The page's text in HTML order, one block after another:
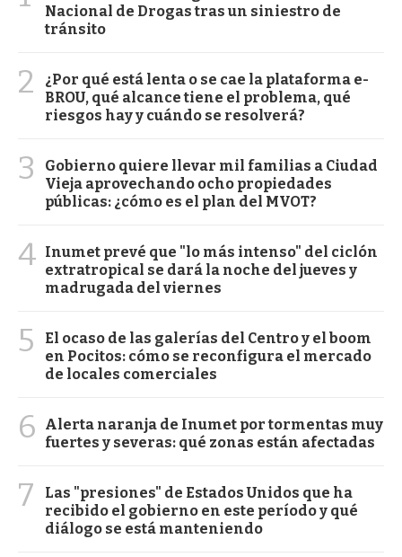
Nacional de Drogas tras un siniestro de
tránsito
2
¿Por qué está lenta o se cae la plataforma e-
BROU, qué alcance tiene el problema, qué
riesgos hay y cuándo se resolverá?
3
Gobierno quiere llevar mil familias a Ciudad
Vieja aprovechando ocho propiedades
públicas: ¿cómo es el plan del MVOT?
4 Inumet prevé que "lo más intenso" del ciclón
extratropical se dará la noche del jueves y
madrugada del viernes
5
El ocaso de las galerías del Centro y el boom
en Pocitos: cómo se reconfigura el mercado
de locales comerciales
6
Alerta naranja de Inumet por tormentas muy
fuertes y severas: qué zonas están afectadas
7
Las "presiones" de Estados Unidos que ha
recibido el gobierno en este período y qué
diálogo se está manteniendo